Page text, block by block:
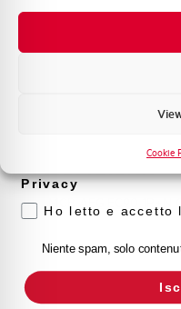
Cookie
EC91C10NR
MCB AEG EC90 1P+N
prodotto e offerte
Privacy
Ho letto e accetto
Niente spam, solo